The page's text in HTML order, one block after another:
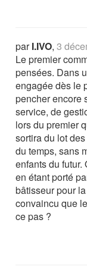
parI.IVO,3
Le premier
pensées. Dans
engagée dès le
pencher encore
service, de
lors du premier
sortira du lot
du temps, sans
enfants du
en étant porté
bâtisseur pour
convaincu que
ce pas ?